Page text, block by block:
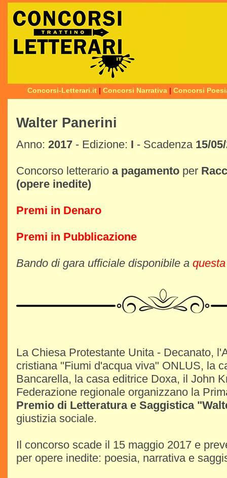
Concorsi-Letterari.it | Concorsi Narrativa | Concorsi
Walter Panerini
Anno: 2017 - Edizione: I - Scadenza 15/
Concorso letterario a pagamento per
(opere inedite)
Premi in Denaro
Premi in Pubblicazione
Bando di gara ufficiale disponibile a
La Chiesa Protestante Unita - Decanato,
cristiana "Fiumi d'acqua viva" ONLUS, la
Bancarella, la casa editrice Doxa, il John
Federazione regionale organizzano la
Premio di Letteratura e Saggistica
giustizia sociale.
Il concorso scade il 15 maggio 2017 e
per opere inedite: poesia, narrativa e